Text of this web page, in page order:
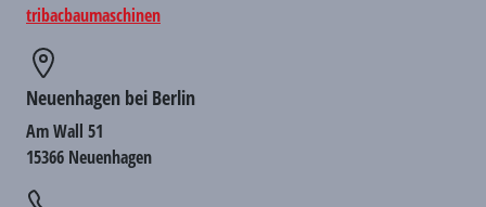
tribacbaumaschinen
Neuenhagen bei Berlin
Am Wall 51
15366 Neuenhagen